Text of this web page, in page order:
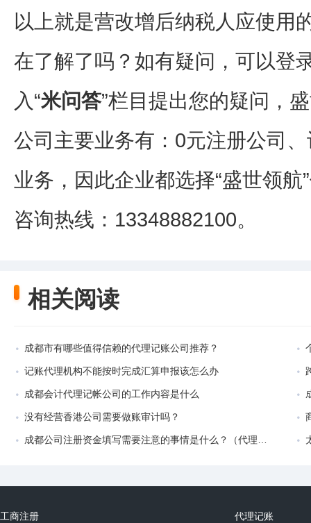
以上就是营改增后纳税人应使用
在了解了吗？如有疑问，可以登
入“米问答”栏目提出您的疑问，
公司主要业务有：0元注册公司
业务，因此企业都选择“盛世领航
咨询热线：13348882100。
相关阅读
成都市有哪些值得信赖的代理记账公司推荐？
记账代理机构不能按时完成汇算申报该怎么办
成都会计代理记帐公司的工作内容是什么
没有经营香港公司需要做账审计吗？
成都公司注册资金填写需要注意的事情是什么？（代理记账的前景分析）
工商注册 代理记账